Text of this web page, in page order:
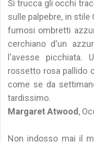
Si trucca gli occhi
sulle palpebre, in stile
fumosi ombretti
cerchiano d'un
l'avesse picchiata.
rossetto rosa pallido
come se da
tardissimo.
Margaret Atwood ,
Non indosso mai il